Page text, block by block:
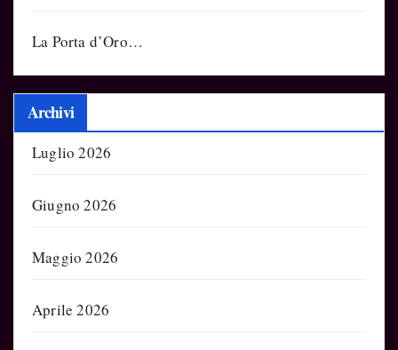
La Porta d’Oro…
Archivi
Luglio 2026
Giugno 2026
Maggio 2026
Aprile 2026